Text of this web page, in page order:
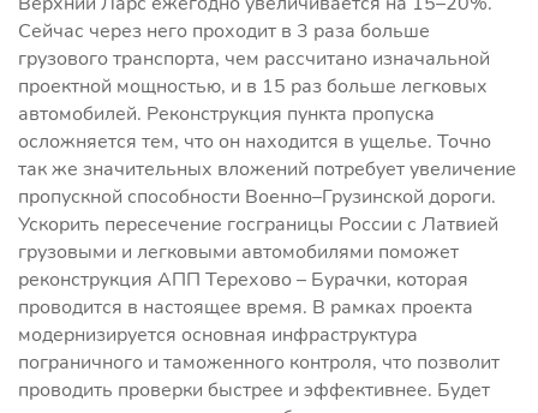
Сейчас через него проходит в 3 раза больше
грузового транспорта, чем рассчитано изначальной
проектной мощностью, и в 15 раз больше легковых
автомобилей. Реконструкция пункта пропуска
осложняется тем, что он находится в ущелье. Точно
так же значительных вложений потребует увеличение
пропускной способности Военно–Грузинской дороги.
Ускорить пересечение госграницы России с Латвией
грузовыми и легковыми автомобилями поможет
реконструкция АПП Терехово – Бурачки, которая
проводится в настоящее время. В рамках проекта
модернизируется основная инфраструктура
пограничного и таможенного контроля, что позволит
проводить проверки быстрее и эффективнее. Будет